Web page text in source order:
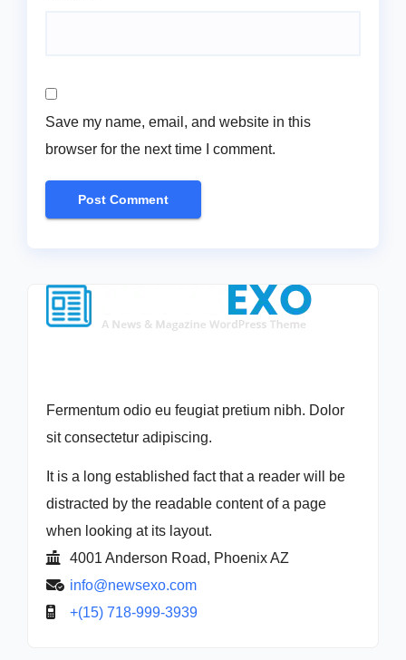
Save my name, email, and website in this
browser for the next time I comment.
Fermentum odio eu feugiat pretium nibh. Dolor
sit consectetur adipiscing.
It is a long established fact that a reader will be
distracted by the readable content of a page
when looking at its layout.
4001 Anderson Road, Phoenix AZ
info@newsexo.com
+(15) 718-999-3939